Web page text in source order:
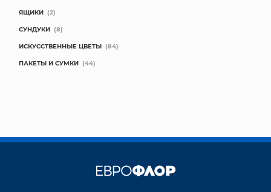
ЯЩИКИ (2)
СУНДУКИ (8)
ИСКУССТВЕННЫЕ ЦВЕТЫ (84)
ПАКЕТЫ И СУМКИ (44)